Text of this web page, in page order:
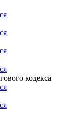
кодекса